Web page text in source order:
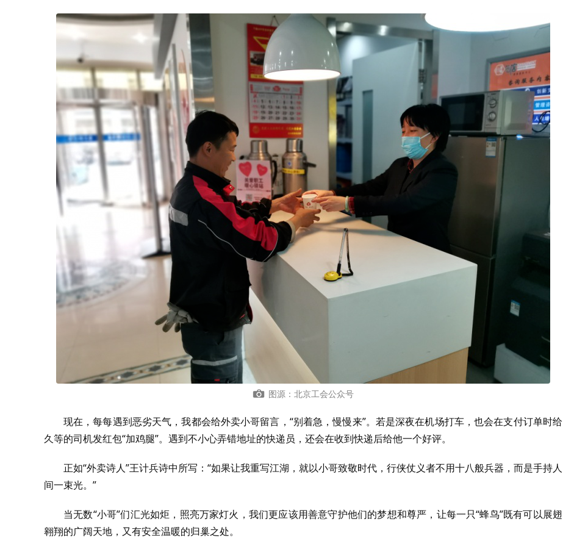
图源：北京工会公众号
现在，每每遇到恶劣天气，我都会给外卖小哥留言，“别着急，慢慢来”。若是深夜在机场打车，也会在支付订单时给
久等的司机发红包“加鸡腿”。遇到不小心弄错地址的快递员，还会在收到快递后给他一个好评。
正如“外卖诗人”王计兵诗中所写：“如果让我重写江湖，就以小哥致敬时代，行侠仗义者不用十八般兵器，而是手持人
间一束光。”
当无数“小哥”们汇光如炬，照亮万家灯火，我们更应该用善意守护他们的梦想和尊严，让每一只“蜂鸟”既有可以展翅
翱翔的广阔天地，又有安全温暖的归巢之处。